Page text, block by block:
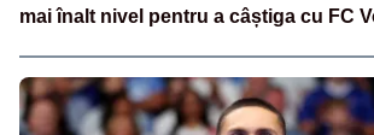
mai înalt nivel pentru a câștiga cu FC